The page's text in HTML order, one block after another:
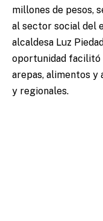
millones de pesos,
al sector social del
alcaldesa Luz
oportunidad facilitó
arepas, alimentos y
y regionales.